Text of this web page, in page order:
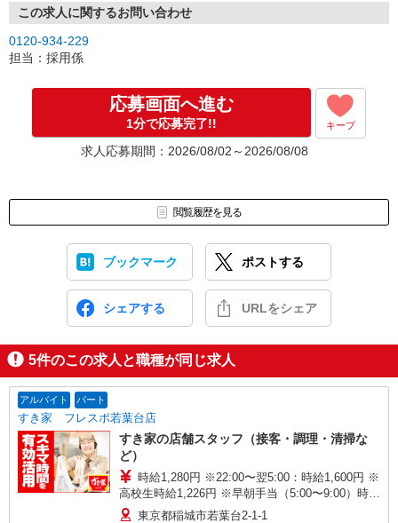
この求人に関するお問い合わせ
0120-934-229
担当：採用係
応募画面へ進む
1分で応募完了!! キープ
求人応募期間：2026/08/02～2026/08/08
閲覧履歴を見る
ブックマーク ポストする
シェアする URLをシェア
5件のこの求人と職種が同じ求人
アルバイト パート
すき家 フレスポ若葉台店
すき家の店舗スタッフ（接客・調理・清掃な
ど）
時給1,280円 ※22:00〜翌5:00：時給1,600円 ※
高校生時給1,226円 ※早朝手当（5:00〜9:00）時給
＋150円
東京都稲城市若葉台2-1-1